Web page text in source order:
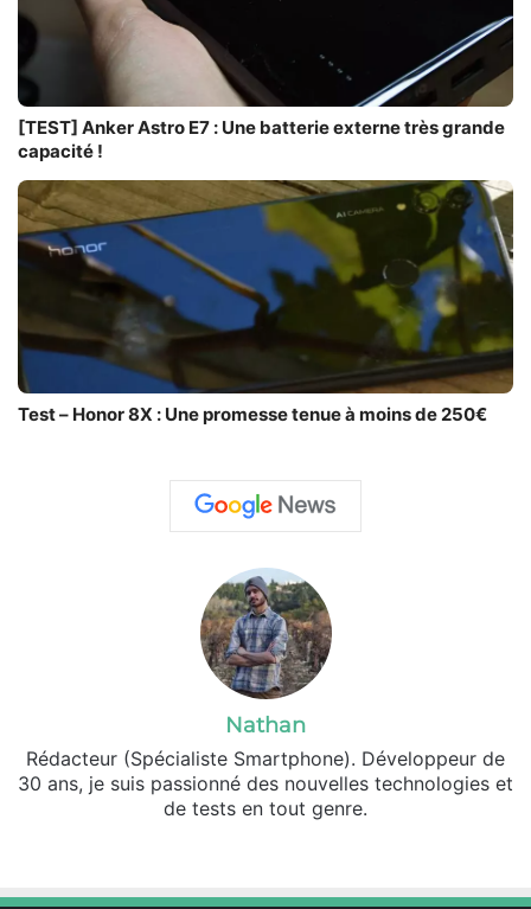
[TEST] Anker Astro E7 : Une batterie externe très grande
capacité !
Test – Honor 8X : Une promesse tenue à moins de 250€
Nathan
Rédacteur (Spécialiste Smartphone). Développeur de
30 ans, je suis passionné des nouvelles technologies et
de tests en tout genre.